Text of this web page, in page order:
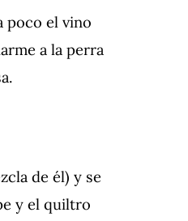
poco el vino
a la perra
de él) y se
y el quiltro